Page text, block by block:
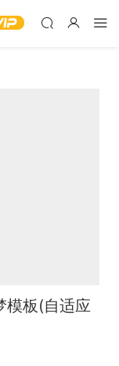
模板(自适应